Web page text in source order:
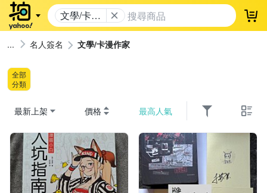
文學/卡漫
作家
登
名人簽名 文學/卡漫作家
全部
分類
最新上架 價格 最高人氣